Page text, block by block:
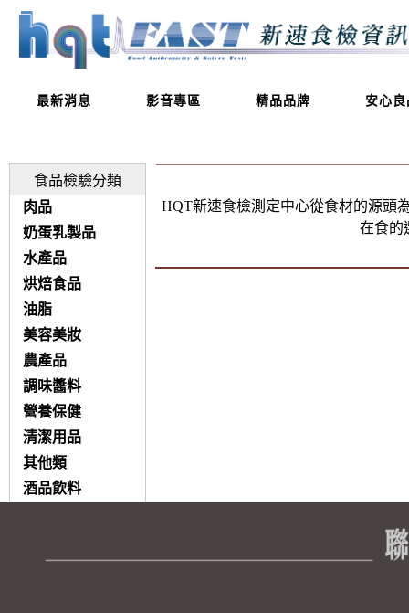
最新消息 影音專區 精品品牌 安心良
食品檢驗分類
肉品
奶蛋乳製品
水產品
烘焙食品
油脂
美容美妝
農產品
調味醬料
營養保健
清潔用品
其他類
酒品飲料
HQT新速食檢測定中心從食材的源頭
在食的